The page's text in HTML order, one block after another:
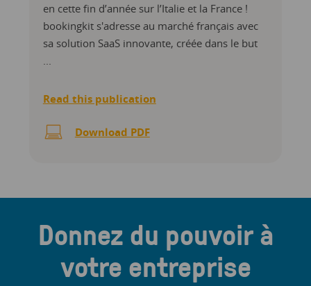
en cette fin d’année sur l’Italie et la France !
bookingkit s'adresse au marché français avec
sa solution SaaS innovante, créée dans le but
...
Read this publication
Download PDF
Donnez du pouvoir à
votre entreprise